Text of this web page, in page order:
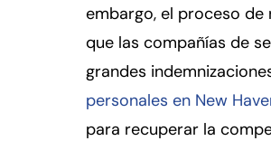
embargo, el proceso
que las compañías de
grandes
personales en New
para recuperar la